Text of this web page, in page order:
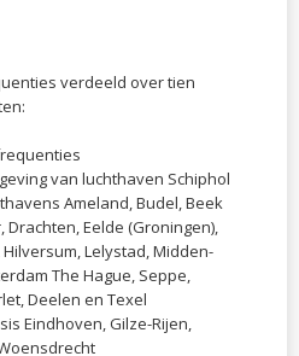
verdeeld over tien
van luchthaven Schiphol
Ameland, Budel, Beek
Drachten, Eelde (Groningen),
Lelystad, Midden-
The Hague, Seppe,
Deelen en Texel
Eindhoven, Gilze-Rijen,